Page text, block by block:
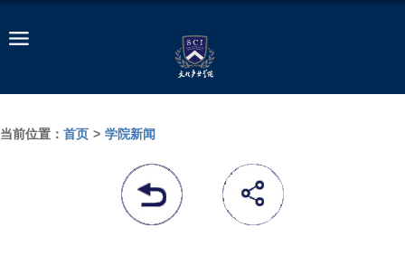
当前位置： 首页 > 学院新闻